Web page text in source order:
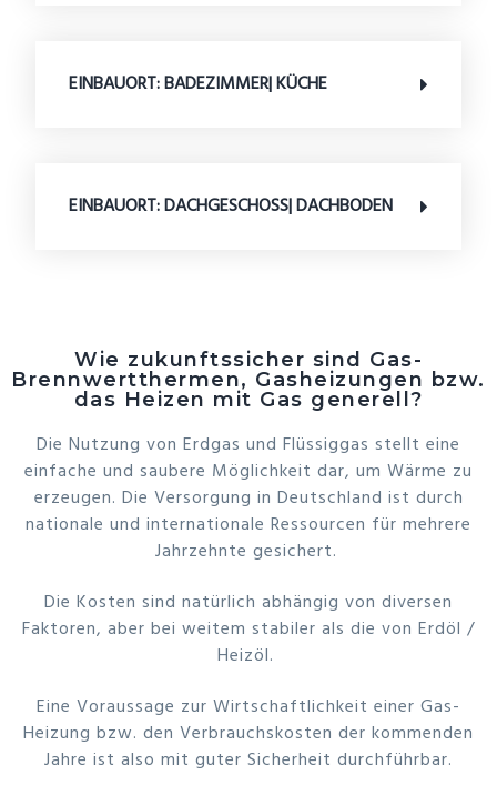
EINBAUORT: BADEZIMMER| KÜCHE
EINBAUORT: DACHGESCHOSS| DACHBODEN
Wie zukunftssicher sind Gas-
Brennwertthermen, Gasheizungen bzw.
das Heizen mit Gas generell?
Die Nutzung von Erdgas und Flüssiggas stellt eine
einfache und saubere Möglichkeit dar, um Wärme zu
erzeugen. Die Versorgung in Deutschland ist durch
nationale und internationale Ressourcen für mehrere
Jahrzehnte gesichert.
Die Kosten sind natürlich abhängig von diversen
Faktoren, aber bei weitem stabiler als die von Erdöl /
Heizöl.
Eine Voraussage zur Wirtschaftlichkeit einer Gas-
Heizung bzw. den Verbrauchskosten der kommenden
Jahre ist also mit guter Sicherheit durchführbar.